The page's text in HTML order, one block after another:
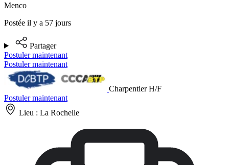
Menco
Postée il y a 57 jours
Partager
Postuler maintenant
Postuler maintenant
Charpentier H/F
Postuler maintenant
Lieu : La Rochelle